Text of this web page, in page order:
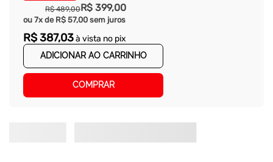
R$ 399,00
R$ 489,00
ou 7x de R$ 57,00 sem juros
R$387,03à vista no pix
ADICIONAR AO CARRINHO
COMPRAR